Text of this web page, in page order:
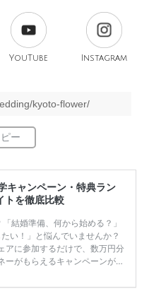
YouTube Instagram
kyoto-flower/
キャンペーン・特典ラン
トを徹底比較
結婚準備、何から始める？」
たい！」と悩んでいませんか？
アに参加するだけで、数万円分
ーがもらえるキャンペーンがあ
と損をしてしまうことも……。